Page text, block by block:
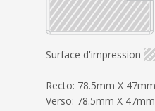
Surface d'impression
Recto: 78.5mm X 47mm
Verso: 78.5mm X 47mm